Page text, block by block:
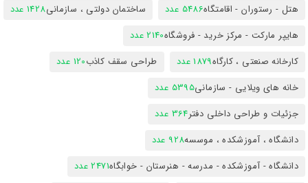
هتل - رستوران - اقامتگاه5486 عدد ساختمان دولتی ، سازمانی1428 عدد
هایپر مارکت - مرکز خرید - فروشگاه2140 عدد
کارخانه صنعتی ، کارگاه1879 عدد طراحی سقف کاذب120 عدد
خانه های ویلایی - سازمانی5395 عدد
جزئیات و طراحی داخلی دفتر364 عدد
دانشگاه ، آموزشکده ، موسسه928 عدد
دانشگاه - آموزشکده - مدرسه - هنرستان - خوابگاه2471 عدد